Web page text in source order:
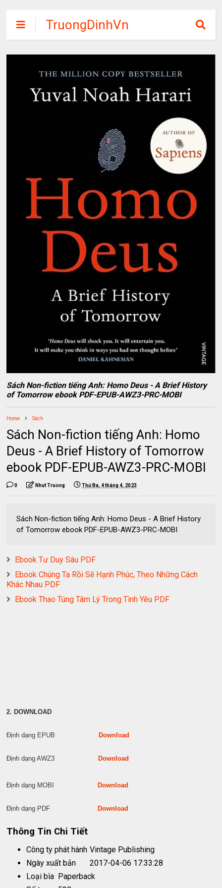
TruongDinhVn
Chia sẽ ebook,
các khóa học,
phần mềm học
tập miễn phí
Sách Non-fiction tiếng Anh: Homo Deus - A Brief History
of Tomorrow ebook PDF-EPUB-AWZ3-PRC-MOBI
Home Sách
Sách Non-fiction tiếng Anh: Homo
Deus - A Brief History of Tomorrow
ebook PDF-EPUB-AWZ3-PRC-MOBI
0 Nhut Truong Thứ Ba, 4 tháng 4, 2023
Sách Non-fiction tiếng Anh: Homo Deus - A Brief History
of Tomorrow ebook PDF-EPUB-AWZ3-PRC-MOBI
Ebook Tư Duy Sâu PDF
Ebook Chúng Ta Rồi Sẽ Hạnh Phúc, Theo Những Cách
Khác Nhau PDF
Ebook Thao Túng Tâm Lý Trong Tình Yêu PDF
2. DOWNLOAD
Định dạng EPUBDownload
Định dạng AWZ3Download
Định dạng MOBIDownload
Định dạng PDFDownload
Thông Tin Chi Tiết
Công ty phát hành Vintage Publishing
Ngày xuất bản
2017-04-06 17:33:28
Loại bìa Paperback